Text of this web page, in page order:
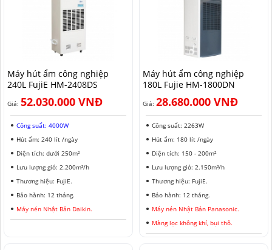
Máy hút ẩm công nghiệp
240L FujiE HM-2408DS​
Giá: 52.030.000 VNĐ
Công suất: 4000W
Hút ẩm: 240 lít /ngày
Diện tích: dưới 250m²
Lưu lượng gió: 2.200m³/h
Thương hiệu: FujiE.
Bảo hành: 12 tháng.
Máy nén Nhật Bản Daikin.
Máy hút ẩm công nghiệp
180L Fujie HM-1800DN
Giá: 28.680.000 VNĐ
Công suất: 2263W
Hút ẩm: 180 lít /ngày
Diện tích: 150 - 200m²
Lưu lượng gió: 2.150m³/h
Thương hiệu: FujiE.
Bảo hành: 12 tháng.
Máy nén Nhật Bản Panasonic.
Màng lọc không khí, bụi thô.